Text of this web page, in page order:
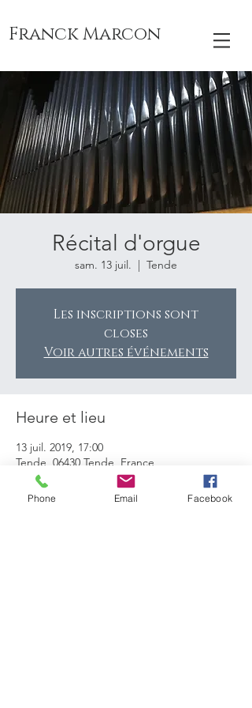
Franck Marcon
Récital d'orgue
sam. 13 juil.
  |
Tende
Les inscriptions sont
closes
Voir autres événements
Heure et lieu
13 juil. 2019, 17:00
Tende, 06430 Tende, France
Phone Email Facebook